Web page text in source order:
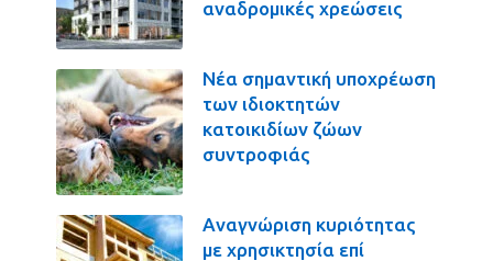
αναδρομικές χρεώσεις
Νέα σημαντική υποχρέωση
των ιδιοκτητών
κατοικιδίων ζώων
συντροφιάς
Αναγνώριση κυριότητας
με χρησικτησία επί